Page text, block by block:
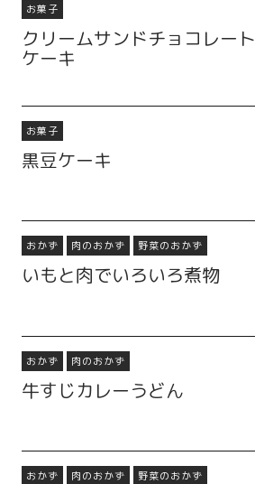
お菓子
クリームサンドチョコレート
ケーキ
お菓子
黒豆ケーキ
おかず 肉のおかず 野菜のおかず
いもと肉でいろいろ煮物
おかず 肉のおかず
牛すじカレーうどん
おかず 肉のおかず 野菜のおかず